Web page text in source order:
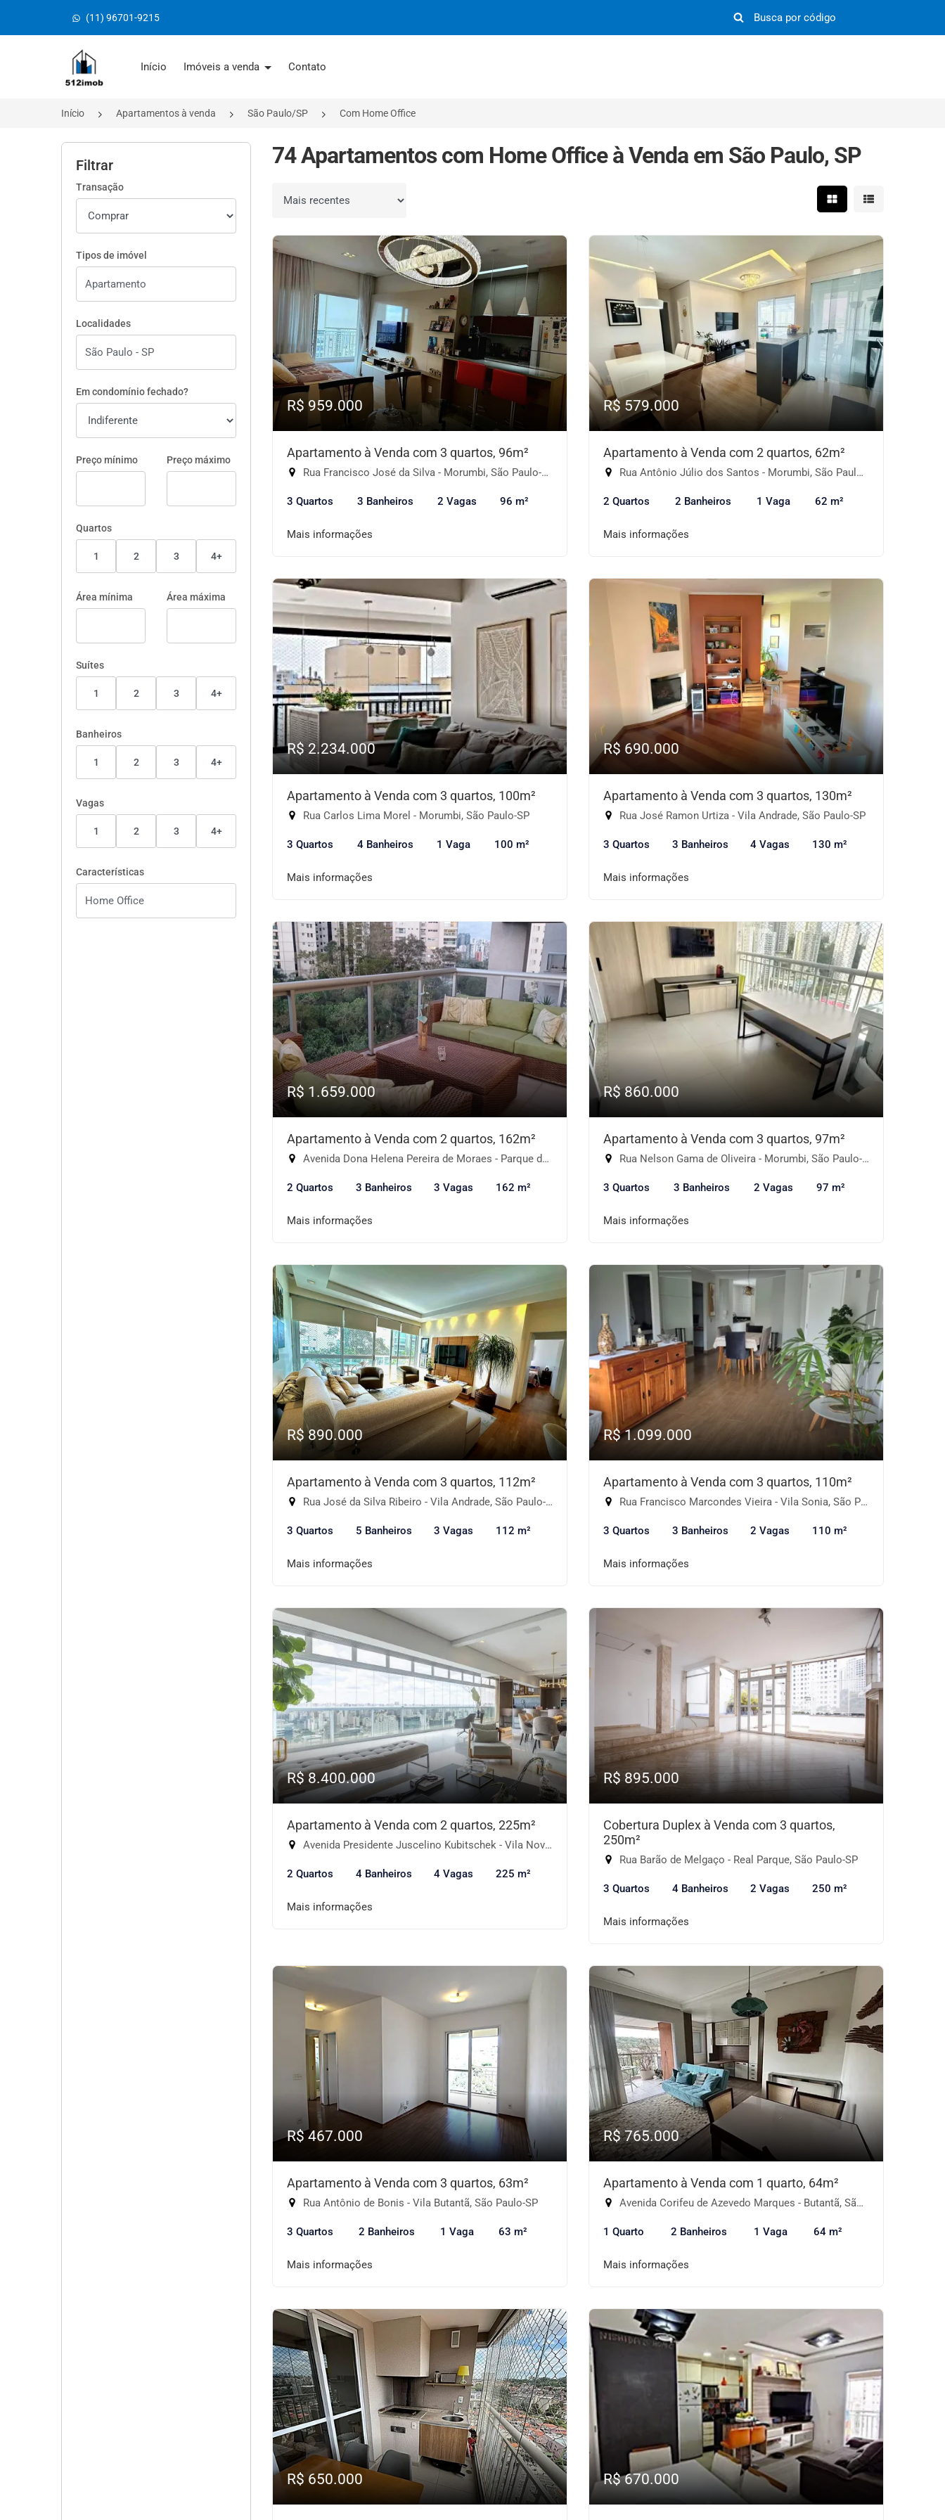
(11) 96701-9215
Página inicial
Início Imóveis a venda Contato
Início Apartamentos à venda São Paulo/SP Com Home Office
Filtrar
Transação
Tipos de imóvel
Localidades
Em condomínio fechado?
Preço mínimo Preço máximo
Quartos
1 2 3 4+
Área mínima Área máxima
Suítes
1 2 3 4+
Banheiros
1 2 3 4+
Vagas
1 2 3 4+
Características
74 Apartamentos com Home Office à Venda em São Paulo, SP
Ordenar por Mostrar resultados em
Mostrar
R$ 959.000
Apartamento à Venda com 3 quartos, 96m²
Rua Francisco José da Silva - Morumbi, São Paulo-SP
3 Quartos 3 Banheiros 2 Vagas 96 m²
Mais informações
R$ 579.000
Apartamento à Venda com 2 quartos, 62m²
Rua Antônio Júlio dos Santos - Morumbi, São Paulo-SP
2 Quartos 2 Banheiros 1 Vaga 62 m²
Mais informações
R$ 2.234.000
Apartamento à Venda com 3 quartos, 100m²
Rua Carlos Lima Morel - Morumbi, São Paulo-SP
3 Quartos 4 Banheiros 1 Vaga 100 m²
Mais informações
R$ 690.000
Apartamento à Venda com 3 quartos, 130m²
Rua José Ramon Urtiza - Vila Andrade, São Paulo-SP
3 Quartos 3 Banheiros 4 Vagas 130 m²
Mais informações
R$ 1.659.000
Apartamento à Venda com 2 quartos, 162m²
Avenida Dona Helena Pereira de Moraes - Parque do Morumbi, São Paulo-SP
2 Quartos 3 Banheiros 3 Vagas 162 m²
Mais informações
R$ 860.000
Apartamento à Venda com 3 quartos, 97m²
Rua Nelson Gama de Oliveira - Morumbi, São Paulo-SP
3 Quartos 3 Banheiros 2 Vagas 97 m²
Mais informações
R$ 890.000
Apartamento à Venda com 3 quartos, 112m²
Rua José da Silva Ribeiro - Vila Andrade, São Paulo-SP
3 Quartos 5 Banheiros 3 Vagas 112 m²
Mais informações
R$ 1.099.000
Apartamento à Venda com 3 quartos, 110m²
Rua Francisco Marcondes Vieira - Vila Sonia, São Paulo-SP
3 Quartos 3 Banheiros 2 Vagas 110 m²
Mais informações
R$ 8.400.000
Apartamento à Venda com 2 quartos, 225m²
Avenida Presidente Juscelino Kubitschek - Vila Nova Conceição, São Paulo-SP
2 Quartos 4 Banheiros 4 Vagas 225 m²
Mais informações
R$ 895.000
Cobertura Duplex à Venda com 3 quartos,
250m²
Rua Barão de Melgaço - Real Parque, São Paulo-SP
3 Quartos 4 Banheiros 2 Vagas 250 m²
Mais informações
R$ 467.000
Apartamento à Venda com 3 quartos, 63m²
Rua Antônio de Bonis - Vila Butantã, São Paulo-SP
3 Quartos 2 Banheiros 1 Vaga 63 m²
Mais informações
R$ 765.000
Apartamento à Venda com 1 quarto, 64m²
Avenida Corifeu de Azevedo Marques - Butantã, São Paulo-SP
1 Quarto 2 Banheiros 1 Vaga 64 m²
Mais informações
R$ 650.000 R$ 670.000